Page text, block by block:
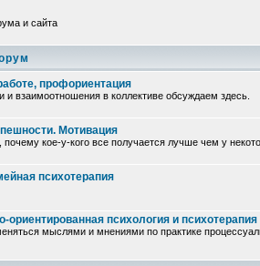
и сайта
профориентация
и взаимоотношения в коллективе обсуждаем здесь.
Мотивация
кое-у-кого все получается лучше чем у
психотерапия
ориентированная психология и психотерапия
мыслями и мнениями по практике